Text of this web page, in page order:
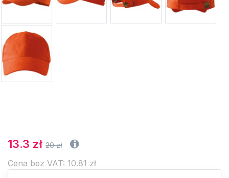
13.3 zł 20 zł
Cena bez VAT: 10.81 zł